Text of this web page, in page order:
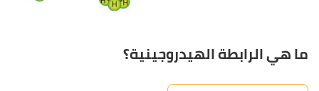
ما هي الرابطة الهيدروجينية؟